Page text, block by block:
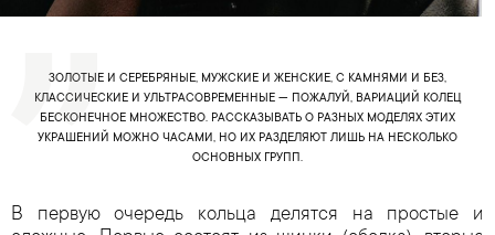
ЗОЛОТЫЕ И СЕРЕБРЯНЫЕ, МУЖСКИЕ И ЖЕНСКИЕ, С КАМНЯМИ И БЕЗ,
КЛАССИЧЕСКИЕ И УЛЬТРАСОВРЕМЕННЫЕ — ПОЖАЛУЙ, ВАРИАЦИЙ КОЛЕЦ
БЕСКОНЕЧНОЕ МНОЖЕСТВО. РАССКАЗЫВАТЬ О РАЗНЫХ МОДЕЛЯХ ЭТИХ
УКРАШЕНИЙ МОЖНО ЧАСАМИ, НО ИХ РАЗДЕЛЯЮТ ЛИШЬ НА НЕСКОЛЬКО
ОСНОВНЫХ ГРУПП.
В первую очередь кольца делятся на простые и